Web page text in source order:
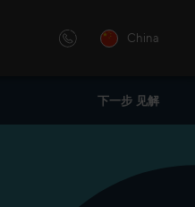
China
下一步 见解